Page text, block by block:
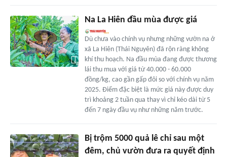
Na La Hiên đầu mùa được giá
Dù chưa vào chính vụ nhưng những vườn na ở
xã La Hiên (Thái Nguyên) đã rộn ràng không
khí thu hoạch. Na đầu mùa đang được thương
lái thu mua với giá từ 40.000 - 60.000
đồng/kg, cao gần gấp đôi so với chính vụ năm
2025. Điểm đặc biệt là mức giá này được duy
trì khoảng 2 tuần qua thay vì chỉ kéo dài từ 5
đến 7 ngày đầu vụ như những năm trước.
Bị trộm 5000 quả lê chỉ sau một
đêm, chủ vườn đưa ra quyết định